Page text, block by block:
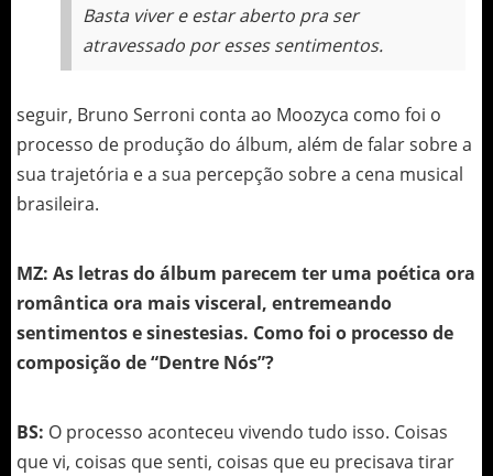
Basta viver e estar aberto pra ser
atravessado por esses sentimentos.
seguir, Bruno Serroni conta ao Moozyca como foi o
processo de produção do álbum, além de falar sobre a
sua trajetória e a sua percepção sobre a cena musical
brasileira.
MZ: As letras do álbum parecem ter uma poética ora
romântica ora mais visceral, entremeando
sentimentos e sinestesias. Como foi o processo de
composição de “Dentre Nós”?
BS: O processo aconteceu vivendo tudo isso. Coisas
que vi, coisas que senti, coisas que eu precisava tirar